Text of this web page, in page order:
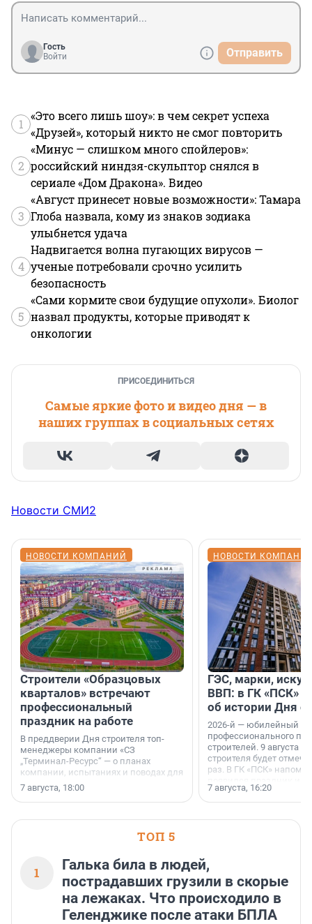
Гость
Войти
Отправить
1
«Это всего лишь шоу»: в чем секрет успеха
«Друзей», который никто не смог повторить
2
«Минус — слишком много спойлеров»:
российский ниндзя-скульптор снялся в
сериале «Дом Дракона». Видео
3
«Август принесет новые возможности»: Тамара
Глоба назвала, кому из знаков зодиака
улыбнется удача
4
Надвигается волна пугающих вирусов —
ученые потребовали срочно усилить
безопасность
5
«Сами кормите свои будущие опухоли». Биолог
назвал продукты, которые приводят к
онкологии
ПРИСОЕДИНИТЬСЯ
Самые яркие фото и видео дня — в
наших группах в социальных сетях
Новости СМИ2
НОВОСТИ КОМПАНИЙ
Строители «Образцовых
кварталов» встречают
профессиональный
праздник на работе
В преддверии Дня строителя топ-
менеджеры компании «СЗ
„Терминал-Ресурс“ — о планах
компании, испытаниях и поводах для
осторожного оптимизма.
7 августа, 18:00
НОВОСТИ
ГЭС, марки,
ВВП: в ГК «ПСК»
об истории Дня
2026-й — юбилейный
профессионального
строителей. 9 августа
строителя будет
раз. В ГК «ПСК»
поменялась роль
7 августа, 16:20
ТОП 5
1
Галька била в людей,
пострадавших грузили в скорые
на лежаках. Что происходило в
Геленджике после атаки БПЛА